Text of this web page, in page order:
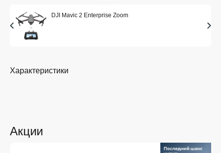
DJI Mavic 2 Enterprise Zoom
Акции
Характеристики